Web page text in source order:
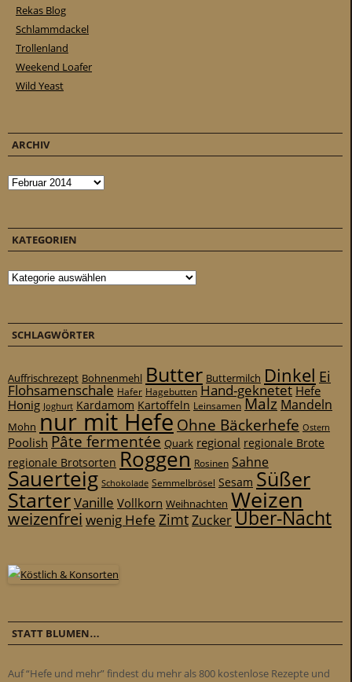
Rekas Blog
Schlammdackel
Trollenland
Weekend Loafer
Wild Yeast
ARCHIV
Archiv
KATEGORIEN
Kategorien
SCHLAGWÖRTER
Auffrischrezept Bohnenmehl Butter Buttermilch Dinkel Ei
Flohsamenschale Hafer Hagebutten Hand-geknetet Hefe
Honig Joghurt Kardamom Kartoffeln Leinsamen Malz Mandeln
Mohn nur mit Hefe Ohne Bäckerhefe Ostern
Poolish Pâte fermentée Quark regional regionale Brote
regionale Brotsorten Roggen Rosinen Sahne
Sauerteig Schokolade Semmelbrösel Sesam Süßer
StarterVanille Vollkorn Weihnachten Weizen
weizenfrei wenig Hefe ZimtZuckerÜber-Nacht
STATT BLUMEN…
Auf “Hefe und mehr” findest du mehr als 800 kostenlose Rezepte und